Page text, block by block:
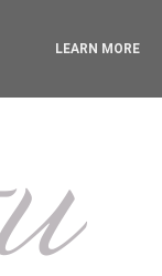
LEARN MORE